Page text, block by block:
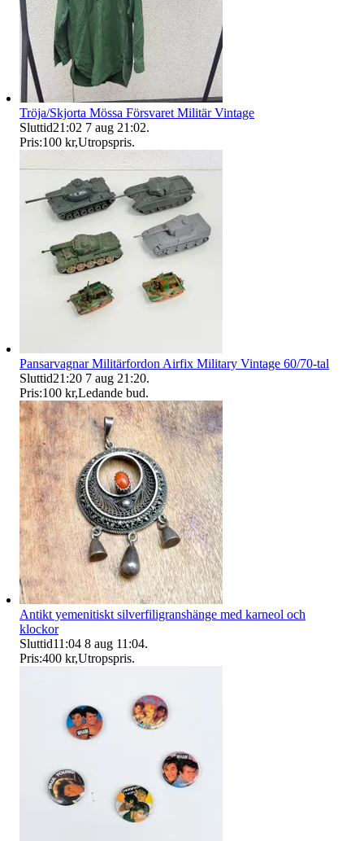
Tröja/Skjorta Mössa Försvaret Militär Vintage
Sluttid21:02 7 aug 21:02.
Pris:100 kr,Utropspris.
Pansarvagnar Militärfordon Airfix Military Vintage 60/70-tal
Sluttid21:20 7 aug 21:20.
Pris:100 kr,Ledande bud.
Antikt yemenitiskt silverfiligranshänge med karneol och
klockor
Sluttid11:04 8 aug 11:04.
Pris:400 kr,Utropspris.